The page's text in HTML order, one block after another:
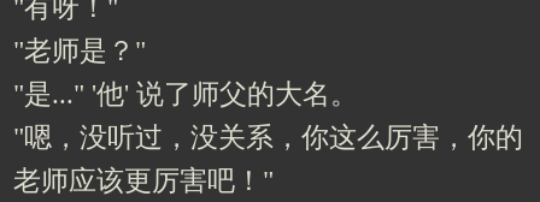
"有呀！"
"老师是？"
"是..." '他' 说了师父的大名。
"嗯，没听过，没关系，你这么厉害，你的
老师应该更厉害吧！"